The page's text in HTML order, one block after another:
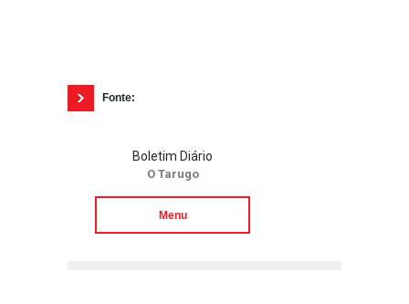
Fonte:
Boletim Diário
O Tarugo
Menu